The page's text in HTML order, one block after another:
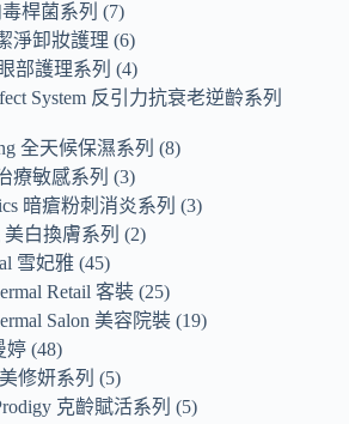
桿菌系列
7
淨卸妝護理 6
部護理系列
4
System 反引力抗衰老逆齡系列
全天候保濕系列
8
療敏感系列
3
暗瘡粉刺消炎系列
3
美白換膚系列
2
雪妃雅 45
Retail 客裝 25
Salon 美容院裝 19
婷 48
修妍系列
5
克齡賦活系列
5